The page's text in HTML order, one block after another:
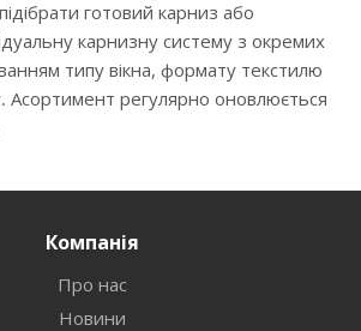
готовий карниз або
карнизну систему з окремих
типу вікна, формату текстилю
Асортимент регулярно оновлюється
Компанія
Про нас
Новини